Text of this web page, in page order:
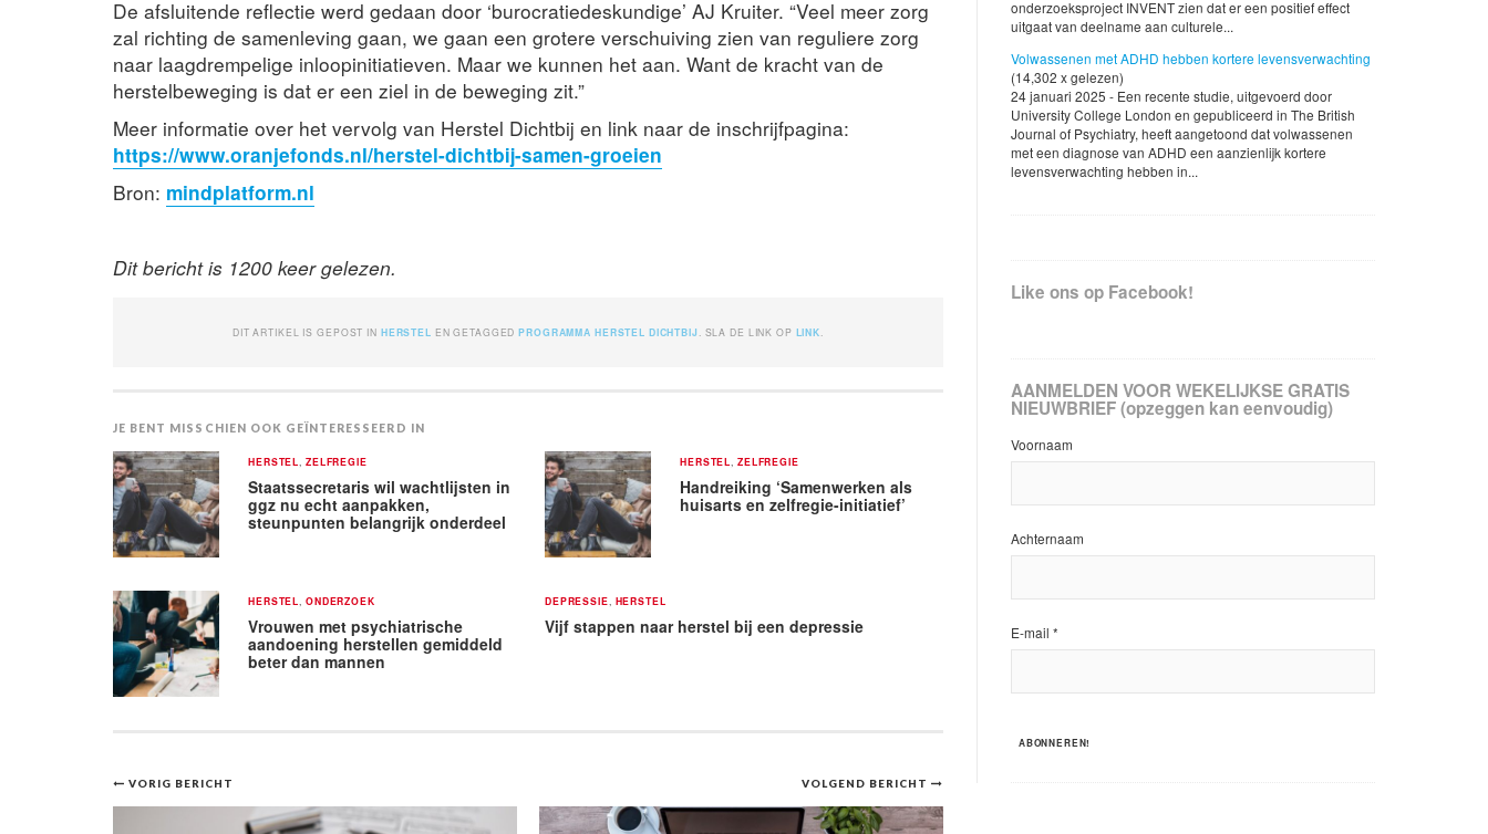
De afsluitende reflectie werd gedaan door ‘burocratiedeskundige’ AJ Kruiter. “Veel meer zorg
zal richting de samenleving gaan, we gaan een grotere verschuiving zien van reguliere zorg
naar laagdrempelige inloopinitiatieven. Maar we kunnen het aan. Want de kracht van de
herstelbeweging is dat er een ziel in de beweging zit.”
Meer informatie over het vervolg van Herstel Dichtbij en link naar de inschrijfpagina:
https://www.oranjefonds.nl/herstel-dichtbij-samen-groeien
Bron: mindplatform.nl
Dit bericht is 1200 keer gelezen.
DIT ARTIKEL IS GEPOST IN HERSTEL EN GETAGGEDPROGRAMMA HERSTEL DICHTBIJ . SLA DE LINK OP LINK
JE BENT MISSCHIEN OOK GEÏNTERESSEERD IN
HERSTEL ZELFREGIE
Staatssecretaris wil wachtlijsten in
ggz nu echt aanpakken,
steunpunten belangrijk onderdeel
HERSTEL ZELFREGIE
Handreiking ‘Samenwerken als
huisarts en zelfregie-initiatief’
HERSTEL ONDERZOEK
Vrouwen met psychiatrische
aandoening herstellen gemiddeld
beter dan mannen
DEPRESSIE HERSTEL
Vijf stappen naar herstel bij een depressie
Bericht VOLGEND BERICHT
VORIG BERICHT
onderzoeksproject INVENT zien dat er een positief effect
uitgaat van deelname aan culturele...
Volwassenen met ADHD hebben kortere levensverwachting
(14,302 x gelezen)
24 januari 2025 - Een recente studie, uitgevoerd door
University College London en gepubliceerd in The British
Journal of Psychiatry, heeft aangetoond dat volwassenen
met een diagnose van ADHD een aanzienlijk kortere
levensverwachting hebben in...
Like ons op Facebook!
AANMELDEN VOOR WEKELIJKSE GRATIS
NIEUWBRIEF (opzeggen kan eenvoudig)
Voornaam
Achternaam
E-mail *